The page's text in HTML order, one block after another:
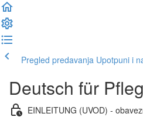
Pregled predavanja Upotpuni i
Deutsch für
EINLEITUNG (UVOD) -